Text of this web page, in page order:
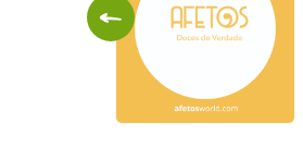
Vida